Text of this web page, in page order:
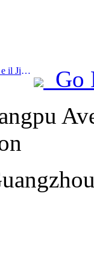
Prev:Il 'China Hotel' attira fan stranieri e il Jinjiang Hotel riceve spesso elogi da ospiti stranieri
Go